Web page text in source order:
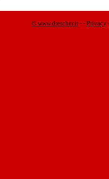
© www.drescher.it - - Privacy